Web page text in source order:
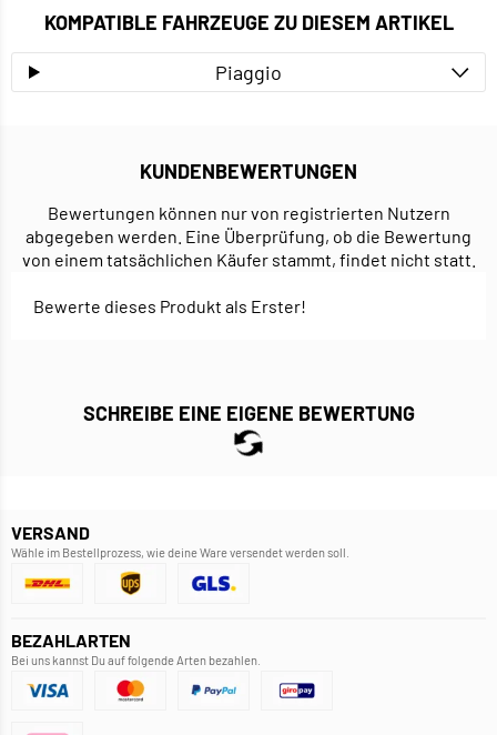
KOMPATIBLE FAHRZEUGE ZU DIESEM ARTIKEL
Piaggio
KUNDENBEWERTUNGEN
Bewertungen können nur von registrierten Nutzern
abgegeben werden. Eine Überprüfung, ob die Bewertung
von einem tatsächlichen Käufer stammt, findet nicht statt.
Bewerte dieses Produkt als Erster!
SCHREIBE EINE EIGENE BEWERTUNG
VERSAND
Wähle im Bestellprozess, wie deine Ware versendet werden soll.
BEZAHLARTEN
Bei uns kannst Du auf folgende Arten bezahlen.